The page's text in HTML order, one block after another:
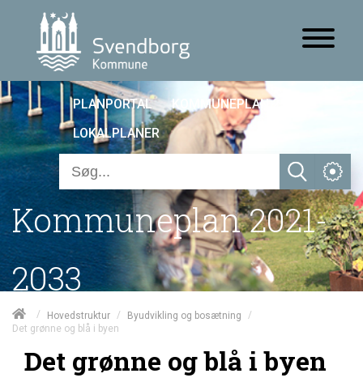
PLANPORTAL
KOMMUNEPLAN 25
LOKALPLANER
Kommuneplan 2021-
2033
/ Hovedstruktur / Byudvikling og bosætning
/
Det grønne og blå i byen
Det grønne og blå i byen